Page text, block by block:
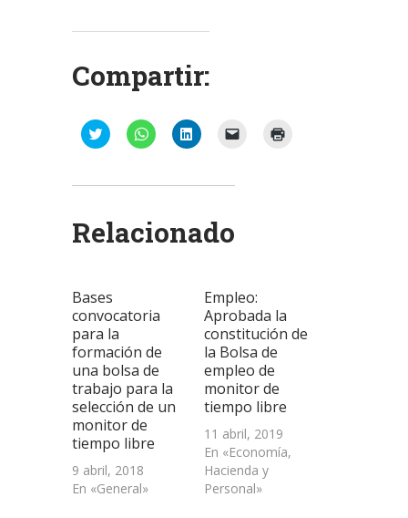
Compartir:
Haz
clic
Twitter
en
una
Haz
clic
WhatsApp
en
una
Haz
clic
LinkedIn
en
una
en
una
ventana
nueva)
Relacionado
Bases
convocatoria
para la
formación de
una bolsa de
trabajo para la
selección de un
monitor de
tiempo libre
9 abril, 2018
En «General»
Empleo:
Aprobada la
constitución de
la Bolsa de
empleo de
monitor de
tiempo libre
11 abril, 2019
En «Economía,
Hacienda y
Personal»